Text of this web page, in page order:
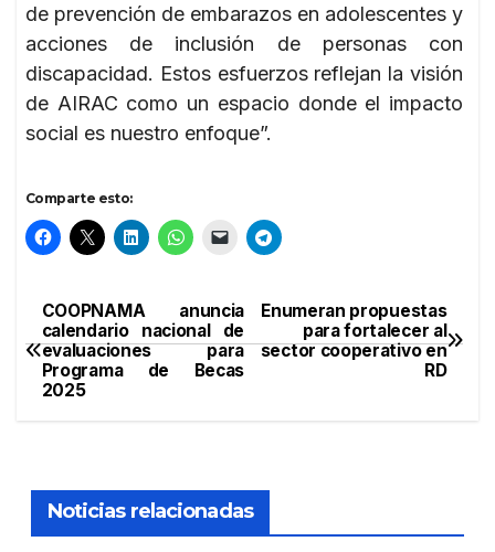
de prevención de embarazos en adolescentes y
acciones de inclusión de personas con
discapacidad. Estos esfuerzos reflejan la visión
de AIRAC como un espacio donde el impacto
social es nuestro enfoque”.
Comparte esto:
Navegación
de
Enumeran propuestas
para fortalecer al
sector cooperativo en
RD
COOPNAMA anuncia
calendario nacional de
evaluaciones para
Programa de Becas
2025
Noticias relacionadas